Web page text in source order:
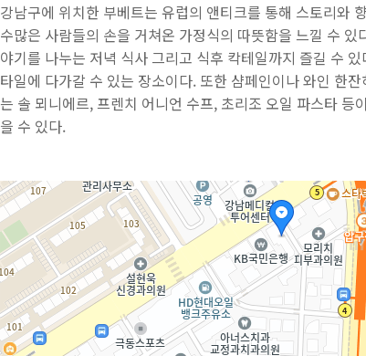
강남구에 위치한 부베트는 유럽의 앤티크를 통해 스토리와
수많은 사람들의 손을 거쳐온 가정식의 따뜻함을 느낄 수
야기를 나누는 저녁 식사 그리고 식후 칵테일까지 즐길 수
타일에 다가갈 수 있는 장소이다. 또한 샴페인이나 와인 한
는 솔 뫼니에르, 프렌치 어니언 수프, 초리조 오일 파스타
을 수 있다.